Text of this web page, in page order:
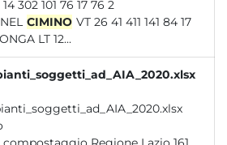
302 101 76 17 76 2
CIMINO VT 26 41 411 141 84 17
LT 12...